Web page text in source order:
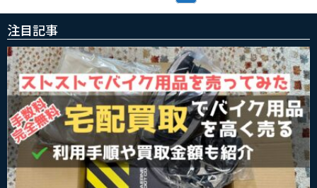
注目記事